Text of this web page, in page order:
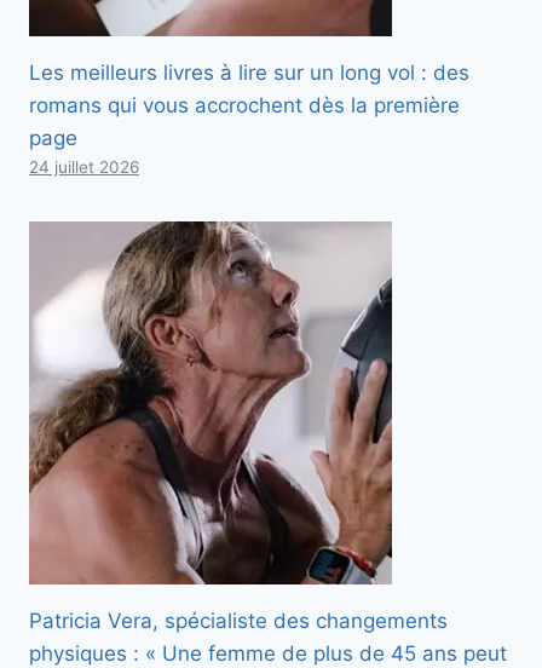
Les meilleurs livres à lire sur un long vol : des
romans qui vous accrochent dès la première
page
24 juillet 2026
Patricia Vera, spécialiste des changements
physiques : « Une femme de plus de 45 ans peut